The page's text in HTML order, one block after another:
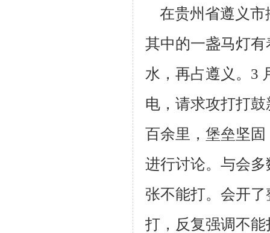
在贵州省遵义市
其中的一盏马灯
水，再占遵义。3
电，请求攻打打鼓
百余里，堡垒坚
进行讨论。与会
张不能打。会开了
打，反复强调不能